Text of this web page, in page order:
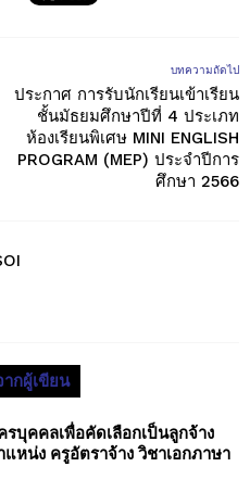
บทความถัดไป
ประกาศ การรับนักเรียนเข้าเรียน
ชั้นมัธยมศึกษาปีที่ 4 ประเภท
ห้องเรียนพิเศษ MINI ENGLISH
PROGRAM (MEP) ประจำปีการ
ศึกษา 2566
ากผู้เขียน
บุคคลเพื่อคัดเลือกเป็นลูกจ้าง
แหน่ง ครูอัตราจ้าง วิชาเอกภาษา